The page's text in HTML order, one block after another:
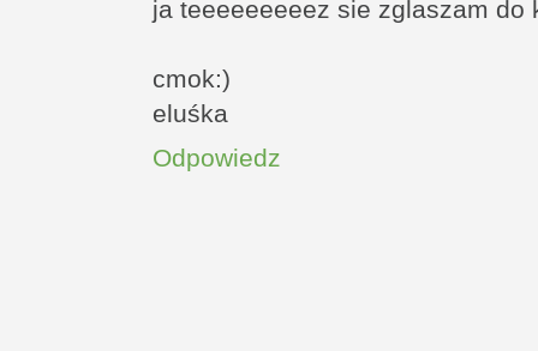
ja teeeeeeeeez sie zglaszam do
cmok:)
eluśka
Odpowiedz